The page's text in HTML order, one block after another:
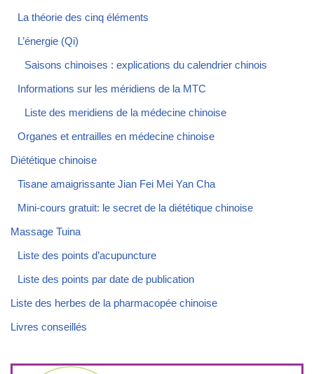
La théorie des cinq éléments
L’énergie (Qi)
Saisons chinoises : explications du calendrier chinois
Informations sur les méridiens de la MTC
Liste des meridiens de la médecine chinoise
Organes et entrailles en médecine chinoise
Diététique chinoise
Tisane amaigrissante Jian Fei Mei Yan Cha
Mini-cours gratuit: le secret de la diététique chinoise
Massage Tuina
Liste des points d’acupuncture
Liste des points par date de publication
Liste des herbes de la pharmacopée chinoise
Livres conseillés